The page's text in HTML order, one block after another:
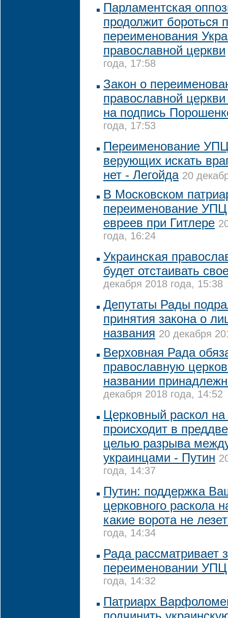
Парламентская
продолжит бороться
переименования
православной церкви
года, 17:58
Закон о
православной
на подпись
года, 17:53
Переименование УПЦ
верующих искать
нет - Легойда 20
В Московском
переименование
евреев при Гитлере
года, 16:24
Украинская
будет отстаивать
декабря 2018 года, 15:38
Депутаты Рады
принятия закона о
названия 20 декабря
Верховная Рада
православную
названии
декабря 2018 года, 14:52
Церковный раскол на
происходит в
целью разрыва
украинцами - Путин
года, 14:37
Путин: поддержка
церковного раскола
какие ворота не
года, 14:34
Рада рассматривает
переименовании УПЦ
года, 14:32
Патриарх